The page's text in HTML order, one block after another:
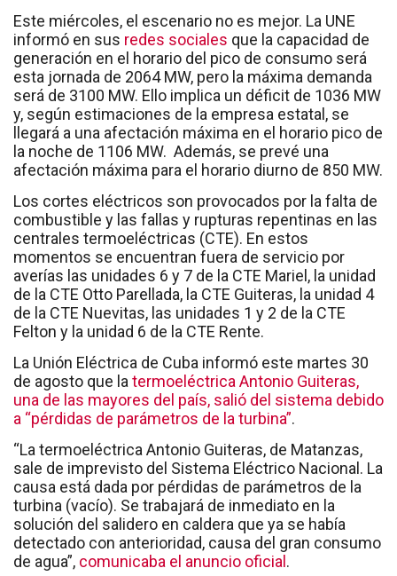
Este miércoles, el escenario no es mejor. La UNE
informó en sus redes sociales que la capacidad de
generación en el horario del pico de consumo será
esta jornada de 2064 MW, pero la máxima demanda
será de 3100 MW. Ello implica un déficit de 1036 MW
y, según estimaciones de la empresa estatal, se
llegará a una afectación máxima en el horario pico de
la noche de 1106 MW. Además, se prevé una
afectación máxima para el horario diurno de 850 MW.
Los cortes eléctricos son provocados por la falta de
combustible y las fallas y rupturas repentinas en las
centrales termoeléctricas (CTE). En estos
momentos se encuentran fuera de servicio por
averías las unidades 6 y 7 de la CTE Mariel, la unidad
de la CTE Otto Parellada, la CTE Guiteras, la unidad 4
de la CTE Nuevitas, las unidades 1 y 2 de la CTE
Felton y la unidad 6 de la CTE Rente.
La Unión Eléctrica de Cuba informó este martes 30
de agosto que la termoeléctrica Antonio Guiteras,
una de las mayores del país, salió del sistema debido
a “pérdidas de parámetros de la turbina”.
“La termoeléctrica Antonio Guiteras, de Matanzas,
sale de imprevisto del Sistema Eléctrico Nacional. La
causa está dada por pérdidas de parámetros de la
turbina (vacío). Se trabajará de inmediato en la
solución del salidero en caldera que ya se había
detectado con anterioridad, causa del gran consumo
de agua”, comunicaba el anuncio oficial.